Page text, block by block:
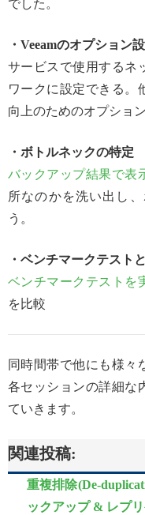
でした。
・Veeamのオプション
サービスで使用するネ
ワークに設定できる。
向上のためのオプショ
・ボトルネックの特定
バックアップ結果で表
所なのかを洗い出し
う。
・ベンチマークテスト
ベンチマークテストを
を比較
同時間帯で他にも様々
各セッションの詳細な
ていきます。
関連投稿:
重複排除(De-
ックアップ & レプリ